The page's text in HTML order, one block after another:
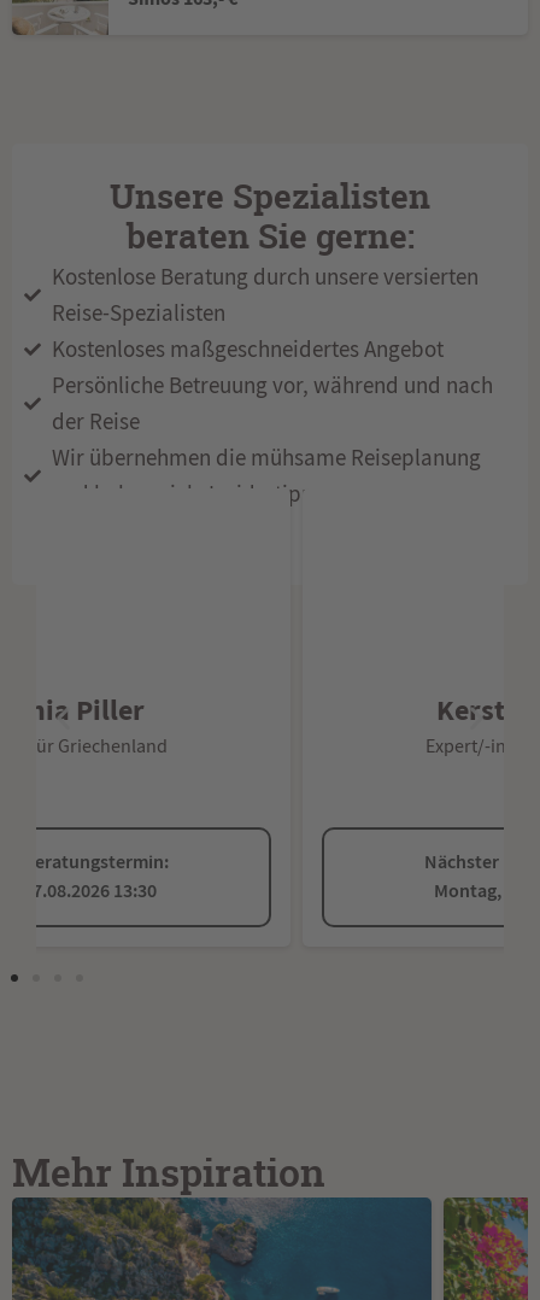
Unsere Spezialisten
beraten Sie gerne:
Kostenlose Beratung durch unsere versierten
Reise-Spezialisten
Kostenloses maßgeschneidertes Angebot
Persönliche Betreuung vor, während und nach
der Reise
Wir übernehmen die mühsame Reiseplanung
und haben viele Insidertipps
Expert/-in für Griechenland
Nächster Beratungstermin:
Mehr Inspiration